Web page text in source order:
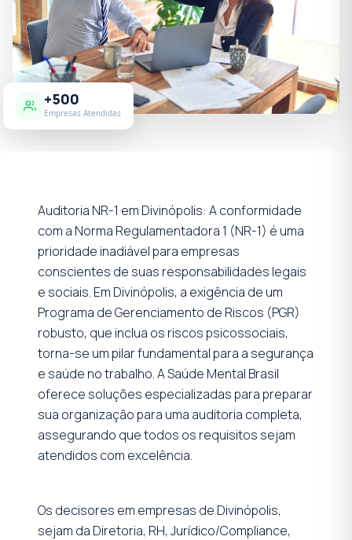
+500
Empresas Atendidas
Auditoria NR-1 em Divinópolis: A conformidade
com a Norma Regulamentadora 1 (NR-1) é uma
prioridade inadiável para empresas
conscientes de suas responsabilidades legais
e sociais. Em Divinópolis, a exigência de um
Programa de Gerenciamento de Riscos (PGR)
robusto, que inclua os riscos psicossociais,
torna-se um pilar fundamental para a segurança
e saúde no trabalho. A Saúde Mental Brasil
oferece soluções especializadas para preparar
sua organização para uma auditoria completa,
assegurando que todos os requisitos sejam
atendidos com excelência.
Os decisores em empresas de Divinópolis,
sejam da Diretoria, RH, Jurídico/Compliance,